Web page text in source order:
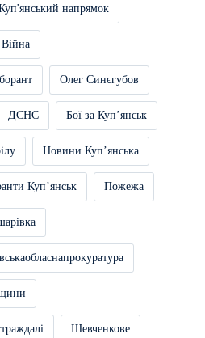
напрямок
Війна
Олег Синєгубов
ДСНС Бої за Купʼянськ
Новини Купʼянська
Купʼянськ Пожежа
Шевченкове